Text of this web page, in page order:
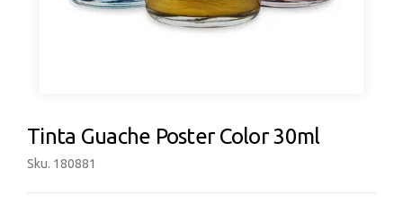
Tinta Guache Poster Color 30ml
Sku. 180881